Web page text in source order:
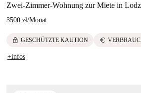
Zwei-Zimmer-Wohnung zur Miete in Lodz
3500 zł/Monat
lock GESCHÜTZTE KAUTION euro
+infos